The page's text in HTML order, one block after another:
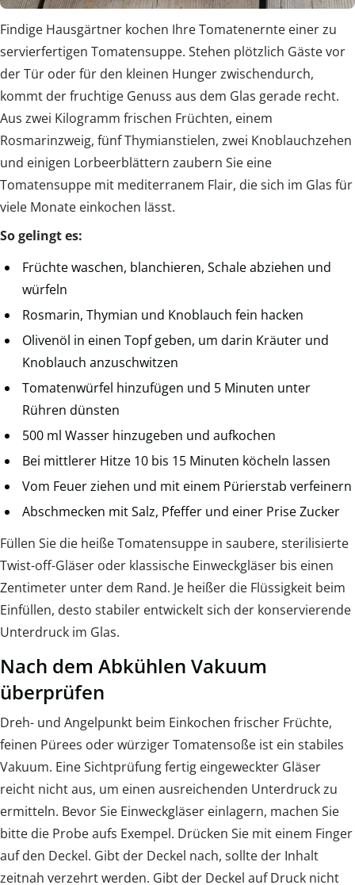
Findige Hausgärtner kochen Ihre Tomatenernte einer zu
servierfertigen Tomatensuppe. Stehen plötzlich Gäste vor
der Tür oder für den kleinen Hunger zwischendurch,
kommt der fruchtige Genuss aus dem Glas gerade recht.
Aus zwei Kilogramm frischen Früchten, einem
Rosmarinzweig, fünf Thymianstielen, zwei Knoblauchzehen
und einigen Lorbeerblättern zaubern Sie eine
Tomatensuppe mit mediterranem Flair, die sich im Glas für
viele Monate einkochen lässt.
So gelingt es:
Früchte waschen, blanchieren, Schale abziehen und
würfeln
Rosmarin, Thymian und Knoblauch fein hacken
Olivenöl in einen Topf geben, um darin Kräuter und
Knoblauch anzuschwitzen
Tomatenwürfel hinzufügen und 5 Minuten unter
Rühren dünsten
500 ml Wasser hinzugeben und aufkochen
Bei mittlerer Hitze 10 bis 15 Minuten köcheln lassen
Vom Feuer ziehen und mit einem Pürierstab verfeinern
Abschmecken mit Salz, Pfeffer und einer Prise Zucker
Füllen Sie die heiße Tomatensuppe in saubere, sterilisierte
Twist-off-Gläser oder klassische Einweckgläser bis einen
Zentimeter unter dem Rand. Je heißer die Flüssigkeit beim
Einfüllen, desto stabiler entwickelt sich der konservierende
Unterdruck im Glas.
Nach dem Abkühlen Vakuum
überprüfen
Dreh- und Angelpunkt beim Einkochen frischer Früchte,
feinen Pürees oder würziger Tomatensoße ist ein stabiles
Vakuum. Eine Sichtprüfung fertig eingeweckter Gläser
reicht nicht aus, um einen ausreichenden Unterdruck zu
ermitteln. Bevor Sie Einweckgläser einlagern, machen Sie
bitte die Probe aufs Exempel. Drücken Sie mit einem Finger
auf den Deckel. Gibt der Deckel nach, sollte der Inhalt
zeitnah verzehrt werden. Gibt der Deckel auf Druck nicht